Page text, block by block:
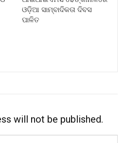
ଓଡ଼ିଆ ସାମ୍ବାଦିକତା ଦିବସ
ପାଳିତ
will not be published.